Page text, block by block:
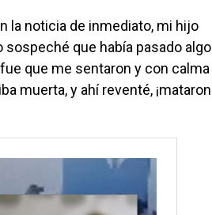
la noticia de inmediato, mi hijo
sospeché que había pasado algo
que me sentaron y con calma
muerta, y ahí reventé, ¡mataron